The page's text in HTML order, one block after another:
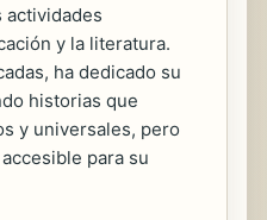
actividades
y la literatura.
ha dedicado su
historias que
y universales, pero
para su